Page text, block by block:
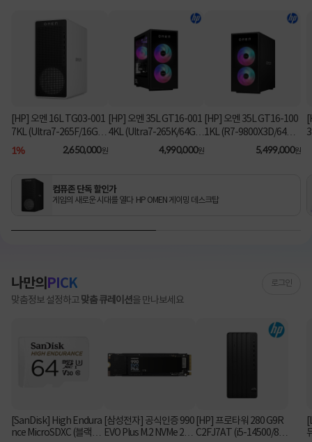
[HP] 오멘 16L TG03-001
7KL (Ultra7-265F/16GB/
1TB/RX9060XT/FD) [기
1% 2,650,000원
[HP] 오멘 35L GT16-001
4KL (Ultra7-265K/64GB/
2TB/RTX5070Ti/FD) 3
쿠폰★
4,990,000원
[HP] 오멘 35L GT16-100
1KL (R7-9800X3D/64G
B/1TB/RTX5080/FD) [기
5,499,000원
컴퓨존 단독 할인가
게임의 새로운 시대를 열다 HP OMEN 게이밍 데스크탑
나만의 PICK 로그인
맞춤정보 설정하고맞춤 큐레이션을 만나보세요
[SanDisk] High Endura
nce MicroSDXC (블랙박
[삼성전자] 공식인증 990
EVO Plus M.2 NVMe 228
[HP] 프로타워 280 G9R
C2FJ7AT (i5-14500/8G